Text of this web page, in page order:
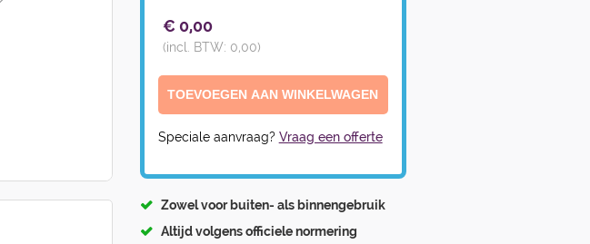
€ 0,00
(incl. BTW: 0,00)
Speciale aanvraag? Vraag een offerte
Zowel voor buiten- als binnengebruik
Altijd volgens officiele normering